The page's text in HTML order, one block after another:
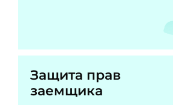
Защита прав
заемщика